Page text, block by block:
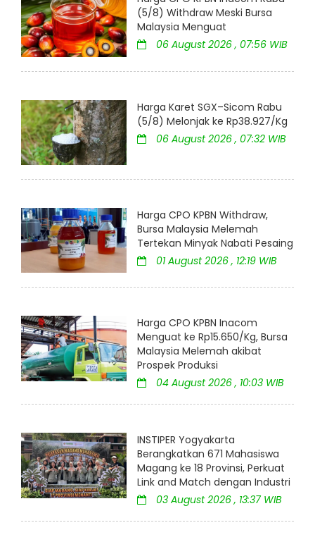
(5/8) Withdraw Meski Bursa
Malaysia Menguat
06 August 2026 , 07:56 WIB
Harga Karet SGX–Sicom Rabu
(5/8) Melonjak ke Rp38.927/Kg
06 August 2026 , 07:32 WIB
Harga CPO KPBN Withdraw,
Bursa Malaysia Melemah
Tertekan Minyak Nabati Pesaing
01 August 2026 , 12:19 WIB
Harga CPO KPBN Inacom
Menguat ke Rp15.650/Kg, Bursa
Malaysia Melemah akibat
Prospek Produksi
04 August 2026 , 10:03 WIB
INSTIPER Yogyakarta
Berangkatkan 671 Mahasiswa
Magang ke 18 Provinsi, Perkuat
Link and Match dengan Industri
03 August 2026 , 13:37 WIB